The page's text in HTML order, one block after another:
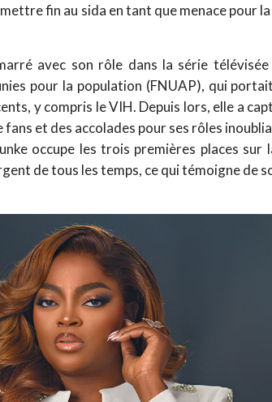
fin au sida en tant que menace pour
avec son rôle dans la série
pour la population (FNUAP), qui
y compris le VIH. Depuis lors, elle a
et des accolades pour ses rôles
occupe les trois premières places sur
de tous les temps, ce qui témoigne de